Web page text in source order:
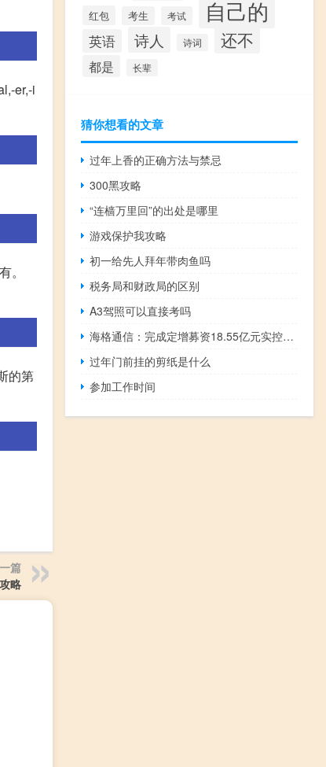
er,-i
。
的第
篇
略
红包 考生 考试 自己的
英语 诗人 诗词 还不
都是 长辈
猜你想看的文章
过年上香的正确方法与禁忌
300黑攻略
“连樯万里回”的出处是哪里
游戏保护我攻略
初一给先人拜年带肉鱼吗
税务局和财政局的区别
A3驾照可以直接考吗
海格通信：完成定增募资18.55亿元实控人广州无线电集团、中移资本等11家获配
过年门前挂的剪纸是什么
参加工作时间